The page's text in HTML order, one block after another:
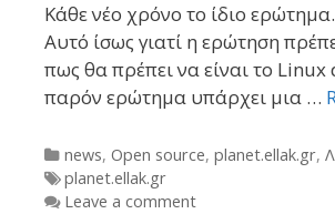
Κάθε νέο χρόνο το ίδιο
Αυτό ίσως γιατί η ερώτηση
πως θα πρέπει να είναι το Linux
παρόν ερώτημα υπάρχει μια …
Categories
news, Open source, planet.ellak.gr,
Tags
planet.ellak.gr
Leave a comment